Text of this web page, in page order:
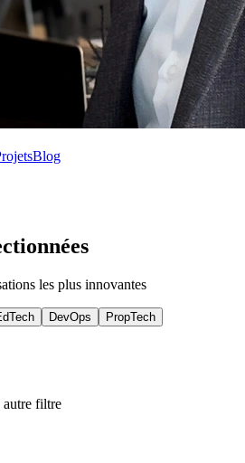
Blog
les plus innovantes
DevOps PropTech
autre filtre